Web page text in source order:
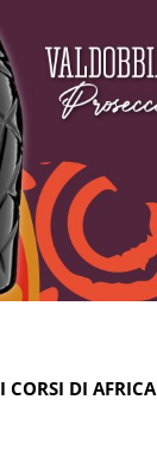
I CORSI DI AFRICA